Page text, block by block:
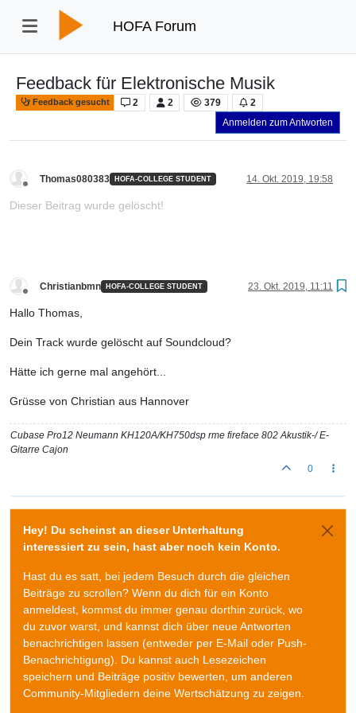
HOFA Forum
Feedback für Elektronische Musik
Feedback gesucht 2 2 379
2
Anmelden zum Antworten
Thomas080383 HOFA-COLLEGE STUDENT 14. Okt. 2019, 19:58
Dieser Beitrag wurde gelöscht!
Christianbmn HOFA-COLLEGE STUDENT 23. Okt. 2019, 11:11
Hallo Thomas,
Dein Track wurde gelöscht auf Soundcloud?
Hätte ich gerne mal angehört...
Grüsse von Christian aus Hannover
Cubase Pro12 Neumann KH120A/KH750dsp rme fireface 802 Akustik-/ E-
Gitarre Cajon
0
Hey! Du scheinst an dieser Unterhaltung
interessiert zu sein, hast aber noch kein Konto.
Hast du es satt, bei jedem Besuch durch die gleichen
Beiträge zu scrollen? Wenn du dich für ein Konto
anmeldest, kommst du immer genau dorthin zurück, wo
du zuvor warst, und kannst dich über neue Antworten
benachrichtigen lassen (entweder per E-Mail oder Push-
Benachrichtigung). Du kannst auch Lesezeichen
speichern und Beiträge positiv bewerten, um anderen
Community-Mitgliedern deine Wertschätzung zu zeigen.